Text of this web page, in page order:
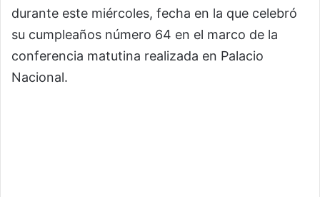
durante este miércoles, fecha en la que celebró
su cumpleaños número 64 en el marco de la
conferencia matutina realizada en Palacio
Nacional.